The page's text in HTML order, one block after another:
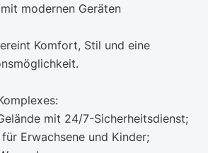
modernen Geräten
Komfort, Stil und eine
mit 24/7-Sicherheitsdienst;
Erwachsene und Kinder;